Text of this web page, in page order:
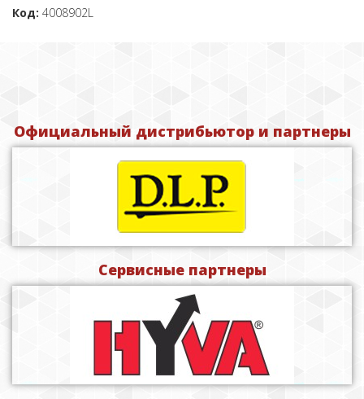
Код: 4008902L
Официальный дистрибьютор и партнеры
Сервисные партнеры